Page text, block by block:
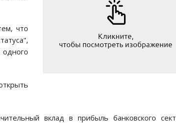
что
одного
вклад в прибыль банковского